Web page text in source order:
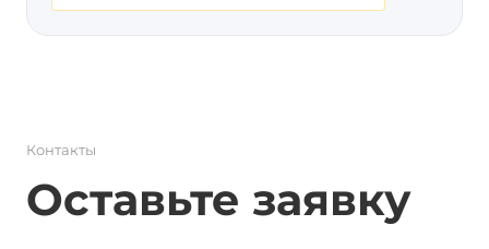
Контакты
Оставьте заявку